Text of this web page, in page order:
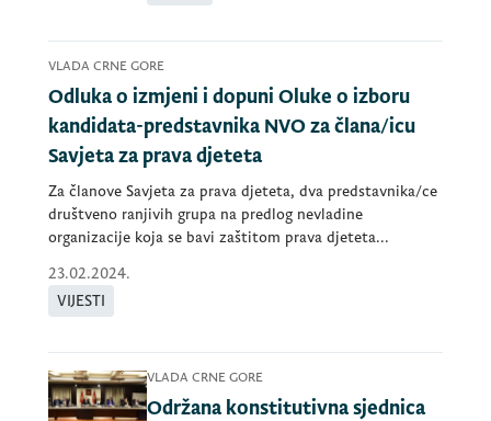
VLADA CRNE GORE
Odluka o izmjeni i dopuni Oluke o izboru
kandidata-predstavnika NVO za člana/icu
Savjeta za prava djeteta
Za članove Savjeta za prava djeteta, dva predstavnika/ce
društveno ranjivih grupa na predlog nevladine
organizacije koja se bavi zaštitom prava djeteta...
23.02.2024.
VIJESTI
VLADA CRNE GORE
Održana konstitutivna sjednica